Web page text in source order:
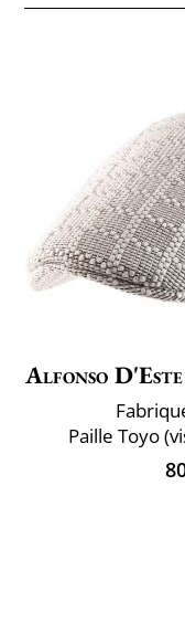
Alfonso D'Este
Paille Toyo